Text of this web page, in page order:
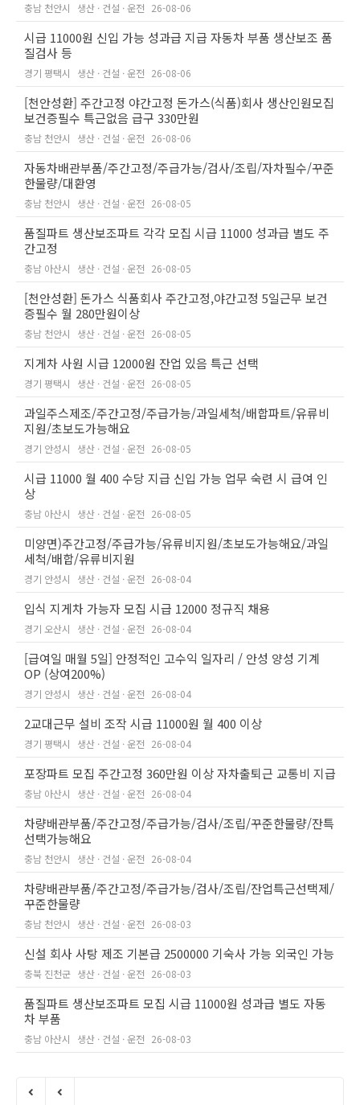
충남 천안시 생산 · 건설 · 운전 26-08-06
시급 11000원 신입 가능 성과급 지급 자동차 부품 생산보조 품
질검사 등
경기 평택시 생산 · 건설 · 운전 26-08-06
[천안성환] 주간고정 야간고정 돈가스(식품)회사 생산인원모집
보건증필수 특근없음 급구 330만원
충남 천안시 생산 · 건설 · 운전 26-08-06
자동차배관부품/주간고정/주급가능/검사/조립/자차필수/꾸준
한물량/대환영
충남 천안시 생산 · 건설 · 운전 26-08-05
품질파트 생산보조파트 각각 모집 시급 11000 성과급 별도 주
간고정
충남 아산시 생산 · 건설 · 운전 26-08-05
[천안성환] 돈가스 식품회사 주간고정,야간고정 5일근무 보건
증필수 월 280만원이상
충남 천안시 생산 · 건설 · 운전 26-08-05
지게차 사원 시급 12000원 잔업 있음 특근 선택
경기 평택시 생산 · 건설 · 운전 26-08-05
과일주스제조/주간고정/주급가능/과일세척/배합파트/유류비
지원/초보도가능해요
경기 안성시 생산 · 건설 · 운전 26-08-05
시급 11000 월 400 수당 지급 신입 가능 업무 숙련 시 급여 인
상
충남 아산시 생산 · 건설 · 운전 26-08-05
미양면)주간고정/주급가능/유류비지원/초보도가능해요/과일
세척/배합/유류비지원
경기 안성시 생산 · 건설 · 운전 26-08-04
입식 지게차 가능자 모집 시급 12000 정규직 채용
경기 오산시 생산 · 건설 · 운전 26-08-04
[급여일 매월 5일] 안정적인 고수익 일자리 / 안성 양성 기계
OP (상여200%)
경기 안성시 생산 · 건설 · 운전 26-08-04
2교대근무 설비 조작 시급 11000원 월 400 이상
경기 평택시 생산 · 건설 · 운전 26-08-04
포장파트 모집 주간고정 360만원 이상 자차출퇴근 교통비 지급
충남 아산시 생산 · 건설 · 운전 26-08-04
차량배관부품/주간고정/주급가능/검사/조립/꾸준한물량/잔특
선택가능해요
충남 천안시 생산 · 건설 · 운전 26-08-04
차량배관부품/주간고정/주급가능/검사/조립/잔업특근선택제/
꾸준한물량
충남 천안시 생산 · 건설 · 운전 26-08-03
신설 회사 사탕 제조 기본급 2500000 기숙사 가능 외국인 가능
충북 진천군 생산 · 건설 · 운전 26-08-03
품질파트 생산보조파트 모집 시급 11000원 성과급 별도 자동
차 부품
충남 아산시 생산 · 건설 · 운전 26-08-03